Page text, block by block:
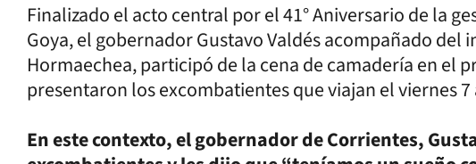
Finalizado el acto central por el 41° Aniversario de la
Goya, el gobernador Gustavo Valdés acompañado del
Hormaechea, participó de la cena de camadería en el
presentaron los excombatientes que viajan el viernes 7
En este contexto, el gobernador de Corrientes,